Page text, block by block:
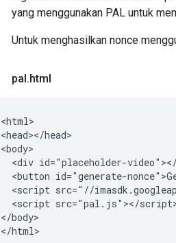
yang menggunakan PAL untuk
Untuk menghasilkan nonce
pal.html
<html>
<head></head>
<body>
<div id="placeholder-
<button id="generate-
<script src="//
<script src="pal.js"></
</body>